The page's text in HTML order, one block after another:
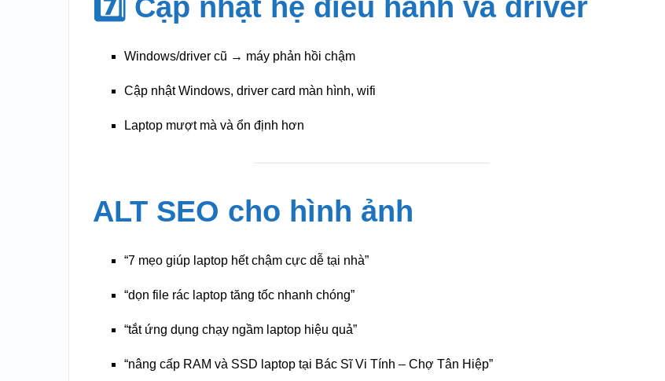
7️⃣ Cập nhật hệ điều hành và driver
Windows/driver cũ → máy phản hồi chậm
Cập nhật Windows, driver card màn hình, wifi
Laptop mượt mà và ổn định hơn
ALT SEO cho hình ảnh
“7 mẹo giúp laptop hết chậm cực dễ tại nhà”
“dọn file rác laptop tăng tốc nhanh chóng”
“tắt ứng dụng chạy ngầm laptop hiệu quả”
“nâng cấp RAM và SSD laptop tại Bác Sĩ Vi Tính – Chợ Tân Hiệp”